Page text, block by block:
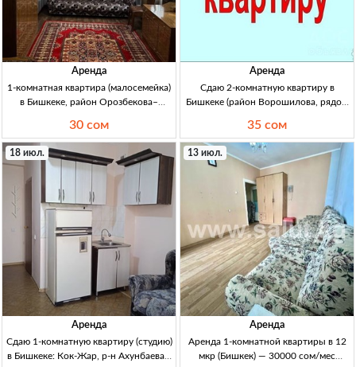
Аренда
1-комнатная квартира (малосемейка)
в Бишкеке, район Орозбекова–
срок 1кв (малосемейка) Бишкек, р-н
Орозбекова–Щербакова. Сдается
полностью с мебелью и бытовой
техникой.
30 сом
Аренда
Сдаю 2-комнатную квартиру в
Бишкеке (район Ворошилова, рядом
2кв, меблир., 5/2 эт, Ворошилова
(рядом спортшкола), аренда, 35000
сом, собственник
35 сом
18 июл.
Аренда
Сдаю 1-комнатную квартиру (студию)
в Бишкеке: Кок-Жар, р-н Ахунбаева /
13 июл.
Аренда
Аренда 1-комнатной квартиры в 12
мкр (Бишкек) — 30000 сом/мес